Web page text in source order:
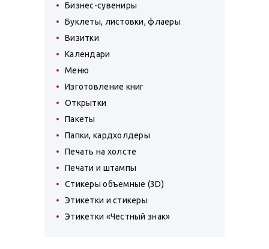
Бизнес-сувениры
Буклеты, листовки, флаеры
Визитки
Календари
Меню
Изготовление книг
Открытки
Пакеты
Папки, кардхолдеры
Печать на холсте
Печати и штампы
Стикеры объемные (3D)
Этикетки и стикеры
Этикетки «Честный знак»